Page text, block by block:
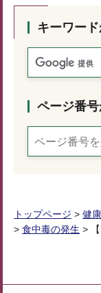
キーワー
ページ番
トップページ > 健
> 食中毒の発生 >